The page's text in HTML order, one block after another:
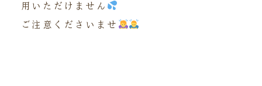
用いただけません
ご注意くださいませ